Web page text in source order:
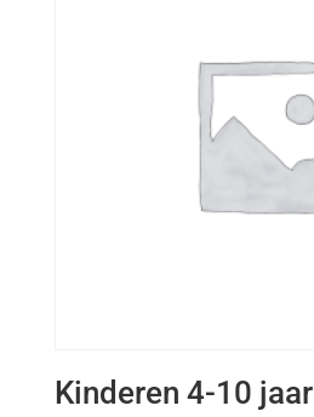
Kinderen 4-10 jaar